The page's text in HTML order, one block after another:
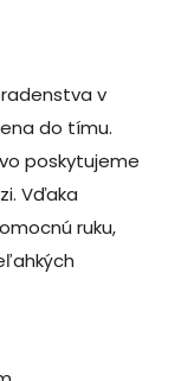
v
do tímu.
poskytujeme
Vďaka
ruku,